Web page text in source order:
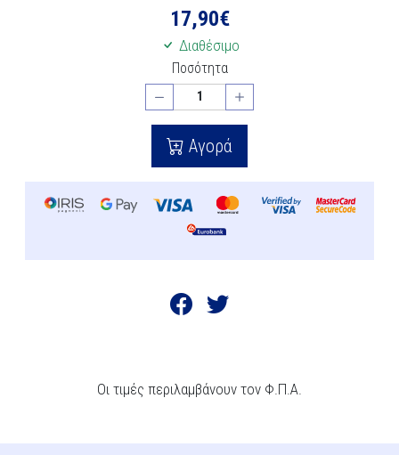
17,90€
Διαθέσιμο
Ποσότητα
Αγορά
Οι τιμές περιλαμβάνουν τον Φ.Π.Α.